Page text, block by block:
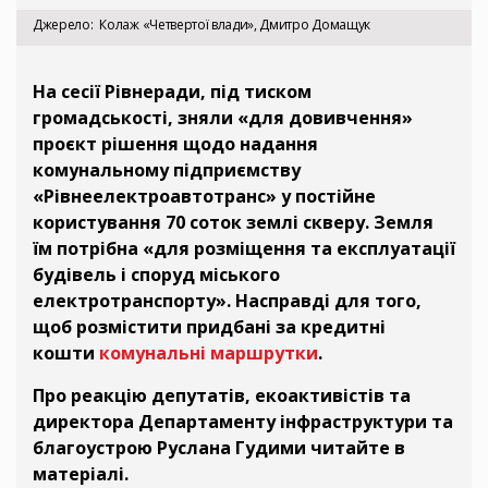
Джерело Колаж «Четвертої влади», Дмитро Домащук
На сесії Рівнеради, під тиском
громадськості, зняли «для довивчення»
проєкт рішення щодо надання
комунальному підприємству
«Рівнеелектроавтотранс» у постійне
користування 70 соток землі скверу. Земля
їм потрібна «для розміщення та експлуатації
будівель і споруд міського
електротранспорту». Насправді для того,
щоб розмістити придбані за кредитні
кошти комунальні маршрутки.
Про реакцію депутатів, екоактивістів та
директора Департаменту інфраструктури та
благоустрою Руслана Гудими читайте в
матеріалі.